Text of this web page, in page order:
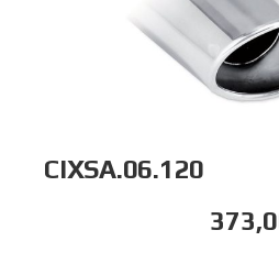
CIXSA.06.120